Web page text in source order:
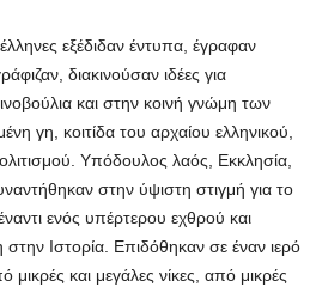
εξέδιδαν έντυπα, έγραφαν
διακινούσαν ιδέες για
και στην κοινή γνώμη των
γη, κοιτίδα του αρχαίου ελληνικού,
Υπόδουλος λαός, Εκκλησία,
στην ύψιστη στιγμή για το
ενός υπέρτερου εχθρού και
Ιστορία. Επιδόθηκαν σε έναν ιερό
και μεγάλες νίκες, από μικρές